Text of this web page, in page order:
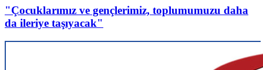
"Çocuklarımız ve gençlerimiz, toplumumuzu daha
da ileriye taşıyacak"